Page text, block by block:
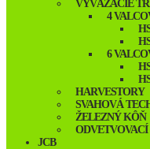
VYVÁŽACIE
4
6
HARVESTORY
SVAHOVÁ
ŽELEZNÝ KÔŇ
ODVETVOVACÍ
JCB